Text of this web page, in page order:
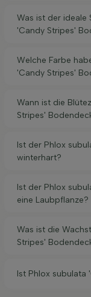
Was ist der ideale
'Candy Stripes'
Welche Farbe
'Candy Stripes'
Wann ist die
Stripes'
Ist der Phlox
winterhart?
Ist der Phlox
eine Laubpflanze?
Was ist die
Stripes'
Ist Phlox subulata